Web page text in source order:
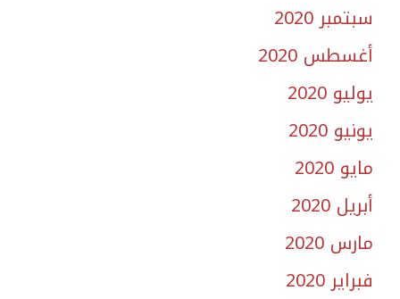
سبتمبر 2020
أغسطس 2020
يوليو 2020
يونيو 2020
مايو 2020
أبريل 2020
مارس 2020
فبراير 2020